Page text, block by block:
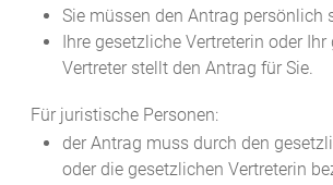
Sie müssen den Antrag persönlich
Ihre gesetzliche Vertreterin oder
Vertreter stellt den Antrag für Sie.
Für juristische Personen:
der Antrag muss durch den
oder die gesetzlichen Vertreterin